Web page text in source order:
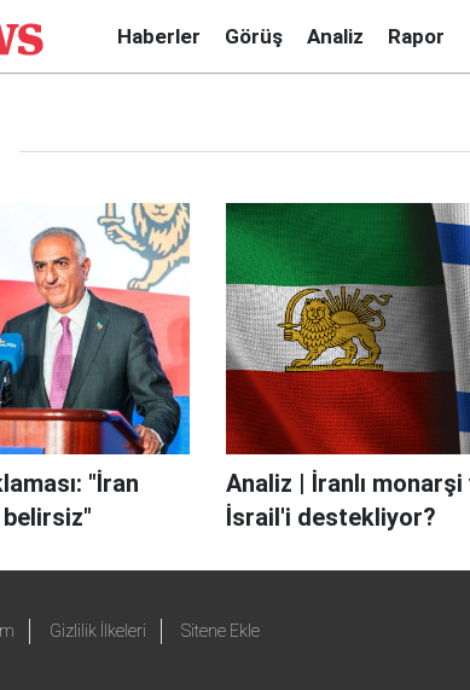
Haberler Görüş Analiz Rapor
"İran
Analiz | İranlı monarşi
İsrail'i destekliyor?
Gizlilik İlkeleri Sitene Ekle